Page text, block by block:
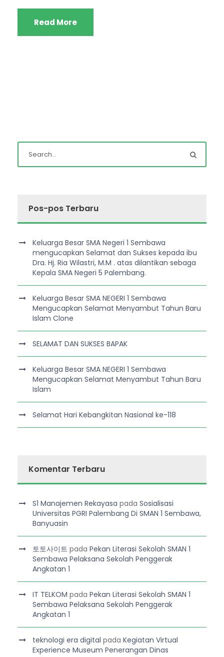
Read More
Pos-pos Terbaru
Keluarga Besar SMA Negeri 1 Sembawa
mengucapkan Selamat dan Sukses kepada ibu
Dra. Hj. Ria Wilastri, M.M . atas dilantikan sebaga
Kepala SMA Negeri 5 Palembang.
Keluarga Besar SMA NEGERI 1 Sembawa
Mengucapkan Selamat Menyambut Tahun Baru
Islam Clone
SELAMAT DAN SUKSES BAPAK
Keluarga Besar SMA NEGERI 1 Sembawa
Mengucapkan Selamat Menyambut Tahun Baru
Islam
Selamat Hari Kebangkitan Nasional ke-118
Komentar Terbaru
S1 Manajemen Rekayasa pada Sosialisasi
Universitas PGRI Palembang Di SMAN 1 Sembawa,
Banyuasin
토토사이트 pada Pekan Literasi Sekolah SMAN 1
Sembawa Pelaksana Sekolah Penggerak
Angkatan 1
IT TELKOM pada Pekan Literasi Sekolah SMAN 1
Sembawa Pelaksana Sekolah Penggerak
Angkatan 1
teknologi era digital pada Kegiatan Virtual
Experience Museum Penerangan Dinas